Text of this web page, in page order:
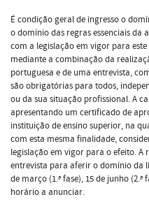
É condição geral de ingresso o
o domínio das regras essenciais
com a legislação em vigor para
mediante a combinação da
portuguesa e de uma entrevista,
são obrigatórias para todos,
ou da sua situação profissional. A
apresentando um certificado de
instituição de ensino superior, na
com esta mesma finalidade,
legislação em vigor para o efeito. A
entrevista para aferir o domínio da
de março (1.ª fase), 15 de junho (2.ª
horário a anunciar.